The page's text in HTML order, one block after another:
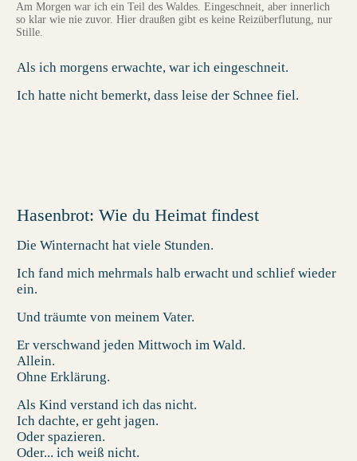
Am Morgen war ich ein Teil des Waldes. Eingeschneit, aber innerlich
so klar wie nie zuvor. Hier draußen gibt es keine Reizüberflutung, nur
Stille.
Als ich morgens erwachte, war ich eingeschneit.
Ich hatte nicht bemerkt, dass leise der Schnee fiel.
Hasenbrot: Wie du Heimat findest
Die Winternacht hat viele Stunden.
Ich fand mich mehrmals halb erwacht und schlief wieder
ein.
Und träumte von meinem Vater.
Er verschwand jeden Mittwoch im Wald.
Allein.
Ohne Erklärung.
Als Kind verstand ich das nicht.
Ich dachte, er geht jagen.
Oder spazieren.
Oder... ich weiß nicht.